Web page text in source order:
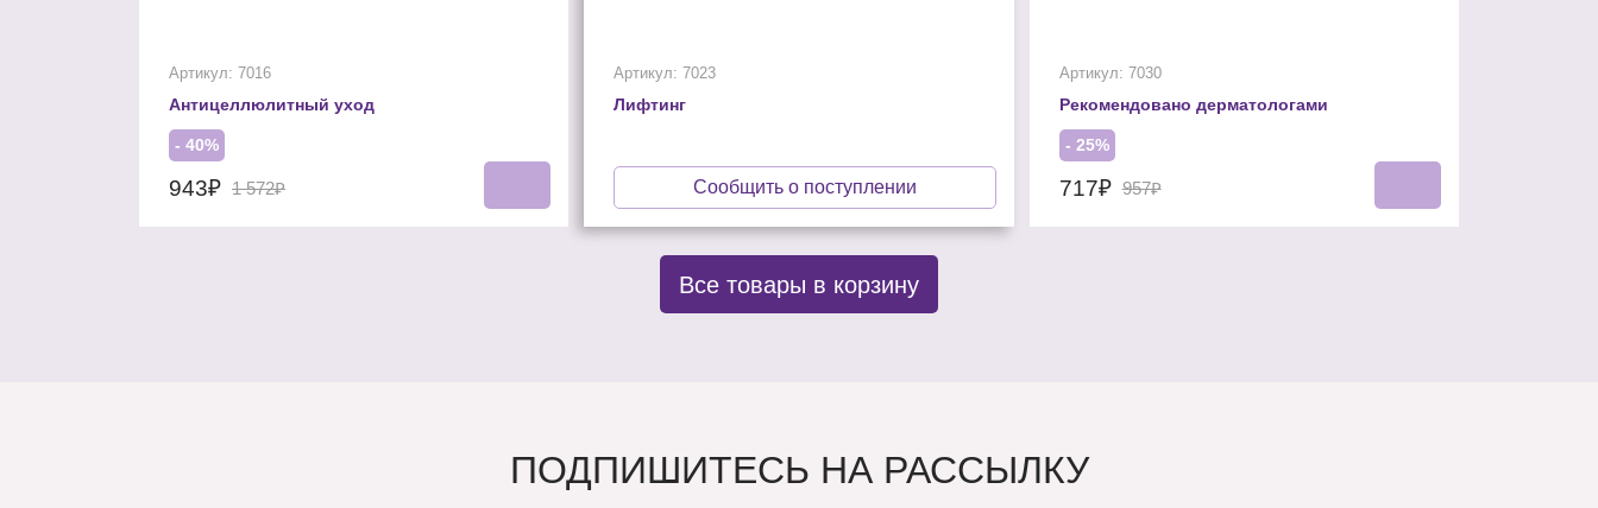
Артикул: 7016
Антицеллюлитный уход
- 40%
943₽ 1 572₽
Артикул: 7023
Лифтинг
Сообщить о поступлении
Артикул: 7030
Рекомендовано дерматологами
- 25%
717₽ 957₽
Все товары в корзину
ПОДПИШИТЕСЬ НА РАССЫЛКУ